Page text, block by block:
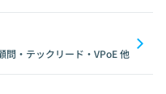
問・テックリード・VPoE他